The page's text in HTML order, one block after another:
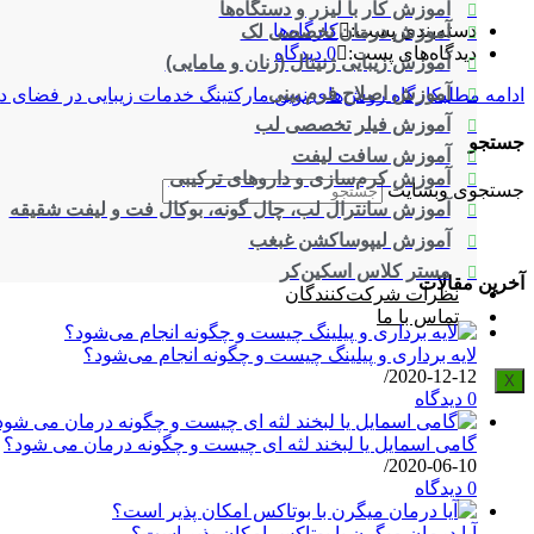
آموزش کار با لیزر و دستگاه‌ها
آموزش درمان تخصصی لک
آموزش زیبایی ژنیتال (زنان و مامایی)
آموزش اصلاح فرم بینی
آموزش فیلر تخصصی لب
آموزش سافت لیفت
آموزش کرم‌سازی و داروهای ترکیبی
آموزش سانترال لب، چال گونه، بوکال فت و لیفت شقیقه
آموزش لیپوساکشن غبغب
مستر کلاس اسکین‌کر
نظرات شرکت‌کنندگان
تماس با ما
X
دسته‌بندی پست: کارگاه‌ها
دیدگاه‌های پست:
0 دیدگاه
ادامه مطلبکارگاه روش‌های نوین مارکتینگ خدمات زیبایی در فضای
جستجو
جستجوی وبسایت
آخرین مقالات
لایه برداری و پیلینگ چیست و چگونه انجام می‌شود؟
2020-12-12
/
0 دیدگاه
گامی اسمایل یا لبخند لثه ای چیست و چگونه درمان می شود؟
2020-06-10
/
0 دیدگاه